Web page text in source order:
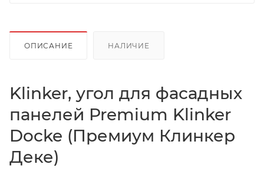
ОПИСАНИЕ НАЛИЧИЕ
Klinker, угол для фасадных
панелей Premium Klinker
Docke (Премиум Клинкер
Деке)